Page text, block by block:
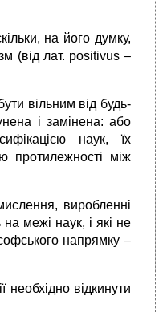
на його думку,
(від лат. positivus –
вільним від будь-
і замінена: або
наук, їх
протилежності між
виробленні
межі наук, і які не
напрямку –
відкинути